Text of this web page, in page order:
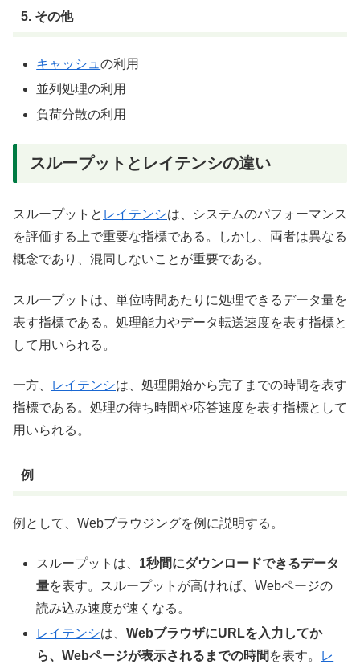
5. その他
キャッシュの利用
並列処理の利用
負荷分散の利用
スループットとレイテンシの違い
スループットと レイテンシは、システムのパフォーマンス
を評価する上で重要な指標である。しかし、両者は異なる
概念であり、混同しないことが重要である。
スループットは、単位時間あたりに処理できるデータ量を
表す指標である。処理能力やデータ転送速度を表す指標と
して用いられる。
一方、 レイテンシは、処理開始から完了までの時間を表す
指標である。処理の待ち時間や応答速度を表す指標として
用いられる。
例
例として、Webブラウジングを例に説明する。
スループットは、 1秒間にダウンロードできるデータ
量を表す。スループットが高ければ、Webページの
読み込み速度が速くなる。
レイテンシは、WebブラウザにURLを入力してか
ら、Webページが表示されるまでの時間 を表す。
レ